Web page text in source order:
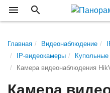
Главная Видеонаблюдение
IP-видеокамеры
Камера видеонаблюдения